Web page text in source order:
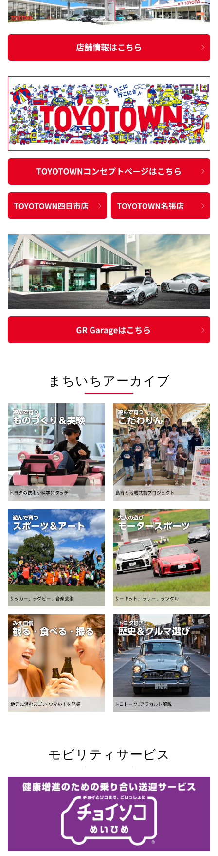
まちいちアーカイブ
モビリティサービス